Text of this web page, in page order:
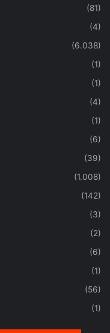
(81)
(4)
(6.038)
(1)
(1)
(4)
(1)
(6)
(39)
(1.008)
(142)
(3)
(2)
(6)
(1)
(56)
(1)